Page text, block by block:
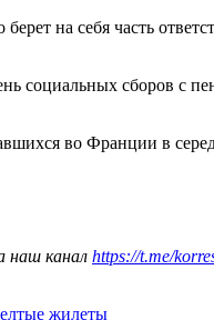
на себя часть
социальных сборов с
во Франции в
наш канал https://t.me/
жилеты